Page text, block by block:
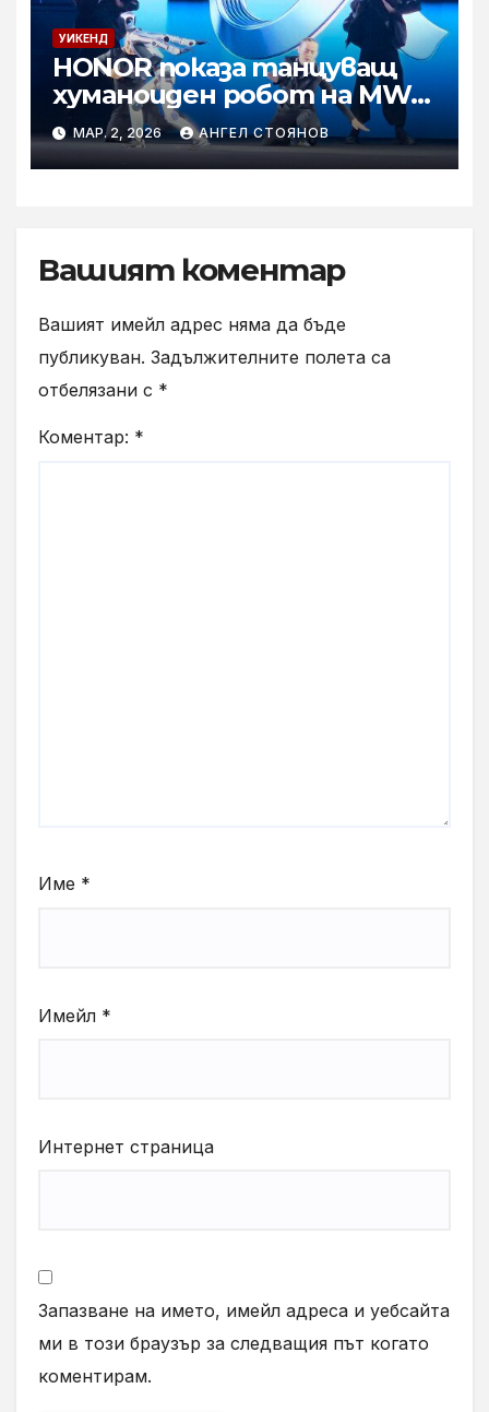
УИКЕНД
HONOR показа танцуващ
хуманоиден робот на MWC
2026
МАР. 2, 2026 АНГЕЛ СТОЯНОВ
Вашият коментар
Вашият имейл адрес няма да бъде
публикуван. Задължителните полета са
отбелязани с *
Коментар: *
Име *
Имейл *
Интернет страница
Запазване на името, имейл адреса и уебсайта
ми в този браузър за следващия път когато
коментирам.